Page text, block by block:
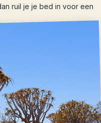
ruil je je bed in voor een